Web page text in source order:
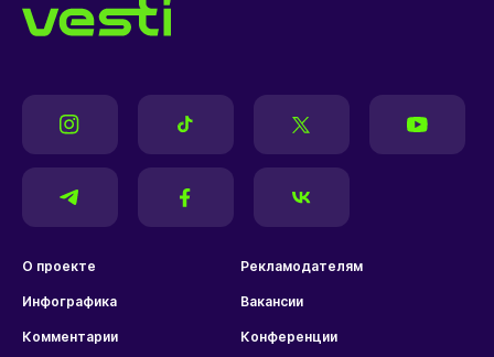
О проекте Рекламодателям
Инфографика Вакансии
Комментарии Конференции